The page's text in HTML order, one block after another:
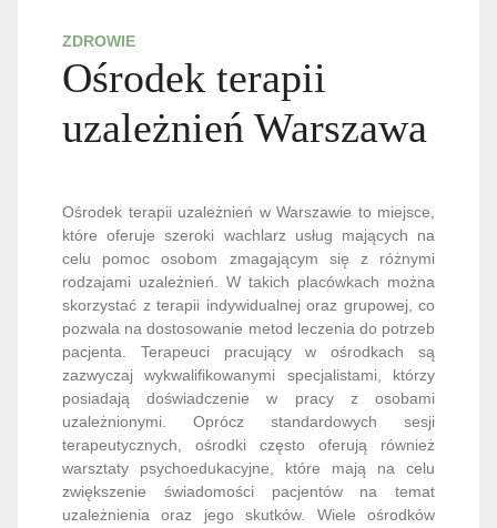
ZDROWIE
Ośrodek terapii
uzależnień Warszawa
Ośrodek terapii uzależnień w Warszawie to miejsce,
które oferuje szeroki wachlarz usług mających na
celu pomoc osobom zmagającym się z różnymi
rodzajami uzależnień. W takich placówkach można
skorzystać z terapii indywidualnej oraz grupowej, co
pozwala na dostosowanie metod leczenia do potrzeb
pacjenta. Terapeuci pracujący w ośrodkach są
zazwyczaj wykwalifikowanymi specjalistami, którzy
posiadają doświadczenie w pracy z osobami
uzależnionymi. Oprócz standardowych sesji
terapeutycznych, ośrodki często oferują również
warsztaty psychoedukacyjne, które mają na celu
zwiększenie świadomości pacjentów na temat
uzależnienia oraz jego skutków. Wiele ośrodków